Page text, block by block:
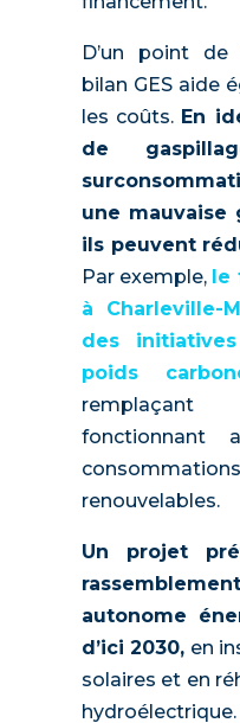
D’un point
bilan GES aide
les coûts. En
de
une mauvaise
ils peuvent
Par exemple, le
à Charleville-
des
poids
remplaçant
fonctionnant
renouvelables.
Un projet
autonome
d’ici 2030, en
solaires et en